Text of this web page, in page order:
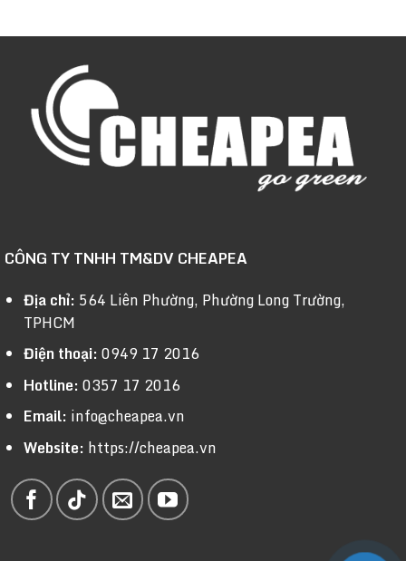
CÔNG TY TNHH TM&DV CHEAPEA
Địa chỉ: 564 Liên Phường, Phường Long Trường,
TPHCM
Điện thoại:0949 17 2016
Hotline:0357 17 2016
Email: info@cheapea.vn
Website: https://cheapea.vn